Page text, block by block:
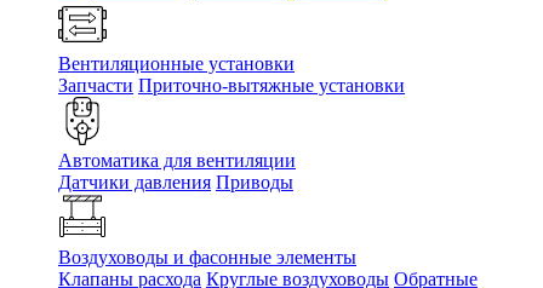
Вентиляционные установки
Запчасти Приточно-вытяжные установки
Автоматика для вентиляции
Датчики давления Приводы
Воздуховоды и фасонные элементы
Клапаны расхода Круглые воздуховоды Обратные